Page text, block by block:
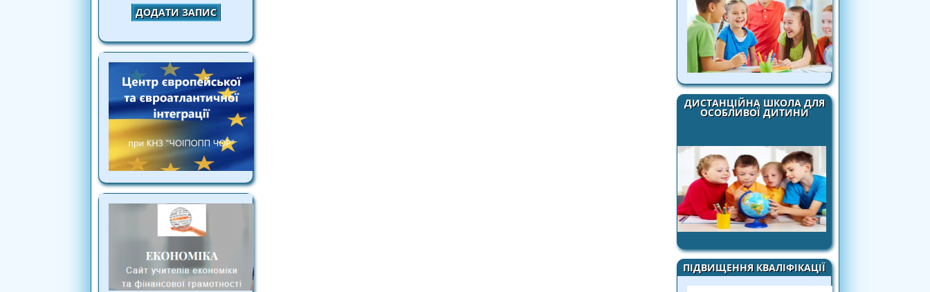
ДОДАТИ ЗАПИС
ДИСТАНЦІЙНА ШКОЛА ДЛЯ
ОСОБЛИВОЇ ДИТИНИ
ПІДВИЩЕННЯ КВАЛІФІКАЦІЇ